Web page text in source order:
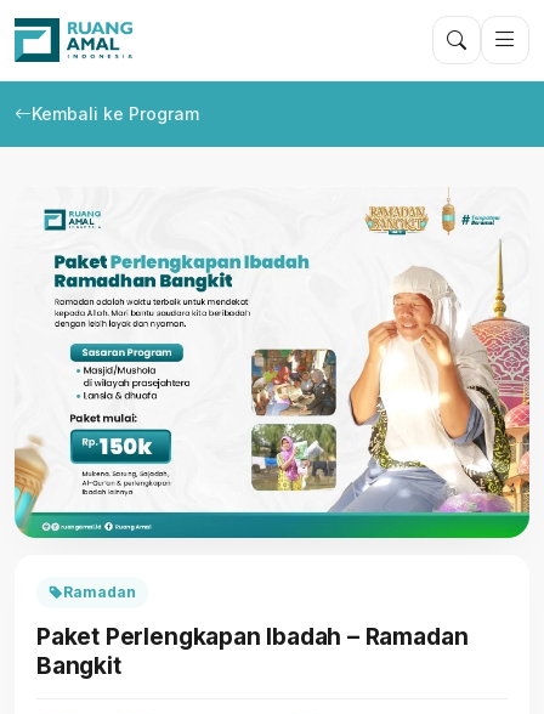
Kembali ke Program
Ramadan
Paket Perlengkapan Ibadah – Ramadan
Bangkit